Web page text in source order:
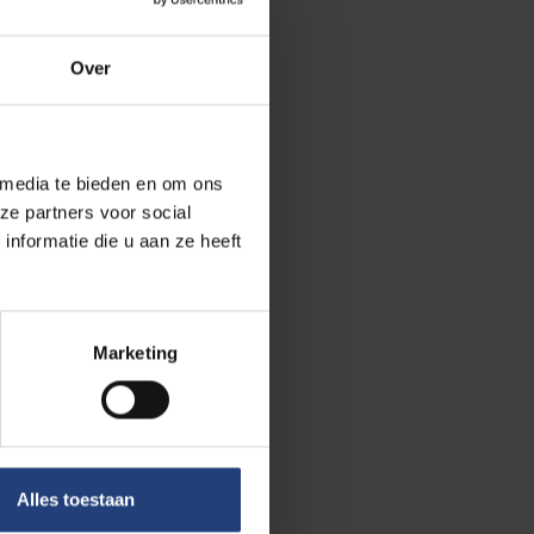
Over
te bieden en om ons
partners voor social
die u aan ze heeft
Marketing
Alles toestaan
basis van
bijzonder
Karen
farmacie)
en
manier
in de
door